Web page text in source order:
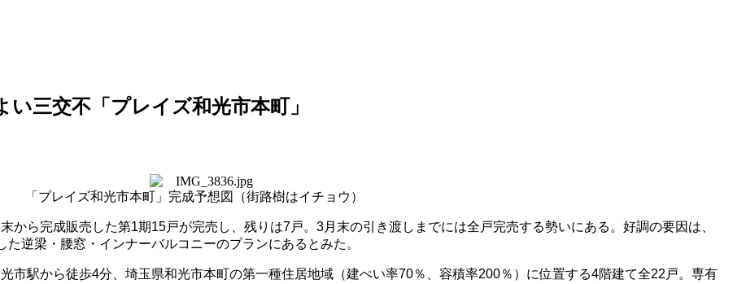
三交不「プレイズ和光市本町」
「プレイズ和光市本町」完成予想図（街路樹はイチョウ）
から完成販売した第1期15戸が完売し、残りは7戸。 3月末の引き渡しまでには全戸完売する勢いにある。好調の要因は、
逆梁・腰窓・インナーバルコニーのプランにあるとみた。
市駅から徒歩4分、埼玉県和光市本町の第一種住居地域（建ぺい率70％、容積率200％）に位置する4階建て全22 戸。専有